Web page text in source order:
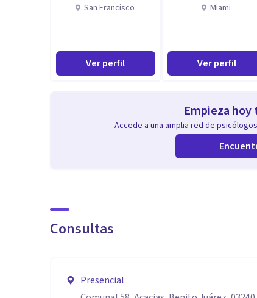
San Francisco
Ver perfil
Miami
Ver perfil
Empieza
Accede a una amplia red de
Consultas
Presencial